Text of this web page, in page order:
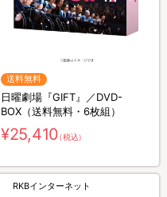
送料無料
日曜劇場『GIFT』／DVD-
BOX（送料無料・6枚組）
¥25,410（税込）
RKBインターネット